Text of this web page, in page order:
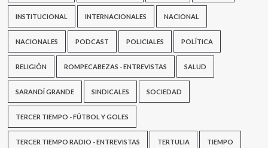
INSTITUCIONAL INTERNACIONALES NACIONAL
NACIONALES PODCAST POLICIALES POLÍTICA
RELIGIÓN ROMPECABEZAS - ENTREVISTAS SALUD
SARANDÍ GRANDE SINDICALES SOCIEDAD
TERCER TIEMPO - FÚTBOL Y GOLES
TERCER TIEMPO RADIO - ENTREVISTAS TERTULIA TIEMPO